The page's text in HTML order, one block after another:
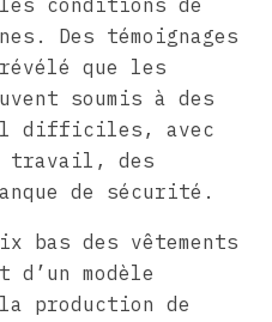
conditions de
Des témoignages
que les
soumis à des
difficiles, avec
travail, des
de sécurité.
bas des vêtements
modèle
production de